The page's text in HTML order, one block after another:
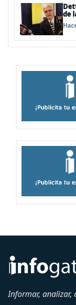
de
Informar, analizar,